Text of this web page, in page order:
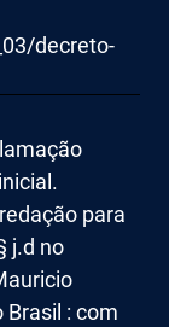
decreto-
para
j.d no
: com